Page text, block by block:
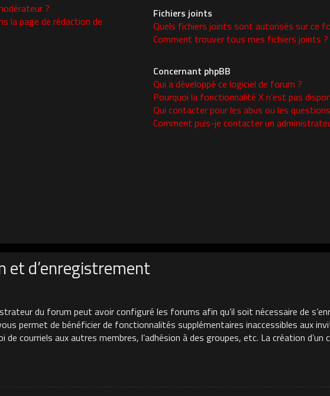
?
la page de rédaction de
Fichiers joints
Quels fichiers joints sont autorisés sur ce
Comment trouver tous mes fichiers joints ?
Concernant phpBB
Qui a développé ce logiciel de forum ?
Pourquoi la fonctionnalité X n’est pas
Qui contacter pour les abus ou les
Comment puis-je contacter un
et d’enregistrement
du forum peut avoir configuré les forums afin qu’il soit nécessaire de
permet de bénéficier de fonctionnalités supplémentaires inaccessibles aux
de courriels aux autres membres, l’adhésion à des groupes, etc. La création